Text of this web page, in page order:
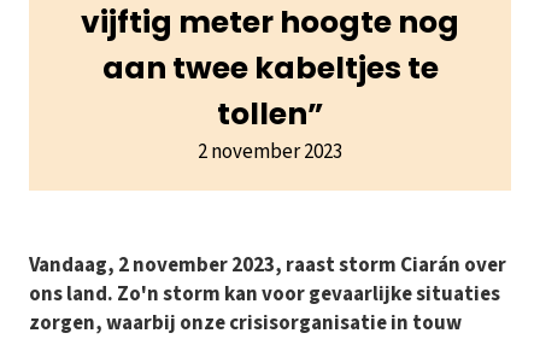
vijftig meter hoogte nog
aan twee kabeltjes te
tollen”
2 november 2023
Vandaag, 2 november 2023, raast storm Ciarán over
ons land. Zo'n storm kan voor gevaarlijke situaties
zorgen, waarbij onze crisisorganisatie in touw